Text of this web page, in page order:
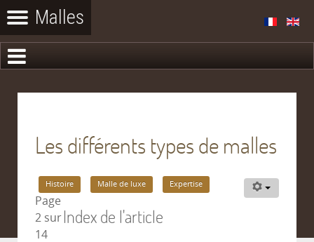
Les différents types de malles
Histoire Malle de luxe Expertise
Index de l'article
Page
2 sur
14